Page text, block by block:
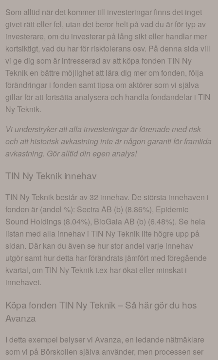
Som alltid när det kommer till investeringar finns det inget
givet rätt eller fel, utan det beror helt på vad du är för typ av
investerare, om du investerar på lång sikt eller handlar mer
kortsiktigt, vad du har för risktolerans osv. På denna sida vill
vi ge dig som är intresserad av att köpa fondenTIN Ny
Teknik en bättre möjlighet att lära dig mer om fonden, följa
förändringar i fonden samt tipsa om aktörer som vi själva
gillar för att fortsätta analysera och handla fondandelar iTIN
Ny Teknik.
Vi understryker att alla investeringar är förenade med risk
och att historisk avkastning inte är någon garanti för framtida
avkastning. Gör alltid din egen analys!
TIN Ny Teknik innehav
TIN Ny Teknik består av 32 innehav. De största innehaven i
fonden är (andel %): Sectra AB (b) (8.86%), Epidemic
Sound Holdings (8.04%), BioGaia AB (b) (6.48%). Se hela
listan med alla innehav iTIN Ny Teknik lite högre upp på
sidan. Där kan du även se hur stor andel varje innehav
utgör samt hur detta har förändrats jämfört med föregående
kvartal, omTIN Ny Teknikt.ex har ökat eller minskat i
innehavet.
Köpa fonden TIN Ny Teknik– Så här gör du hos
Avanza
I detta exempel belyser vi Avanza, en ledande nätmäklare
som vi på Börskollen själva använder, men processen ser